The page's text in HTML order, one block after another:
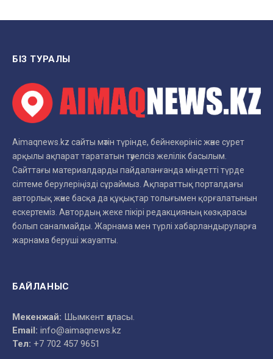
БІЗ ТУРАЛЫ
Aimaqnews.kz сайты мәтін түрінде, бейнекөрініс және сурет
арқылы ақпарат тарататын тәуелсіз желілік басылым.
Сайттағы материалдарды пайдаланғанда міндетті түрде
сілтеме берулеріңізді сұраймыз. Ақпараттық порталдағы
авторлық және басқа да құқықтар толығымен қорғалатынын
ескертеміз. Автордың жеке пікірі редакцияның көзқарасы
болып саналмайды. Жарнама мен түрлі хабарландыруларға
жарнама беруші жауапты.
БАЙЛАНЫС
Мекенжай: Шымкент қаласы.
Email: info@aimaqnews.kz
Тел: +7 702 457 9651